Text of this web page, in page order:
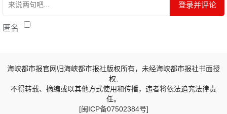
登录并评论
匿名
海峡都市报官网归海峡都市报社版权所有，未经海峡都市报社书面授
权,
不得转载、摘编或以其他方式使用和传播，违者将依法追究法律责
任。
[闽ICP备07502384号]